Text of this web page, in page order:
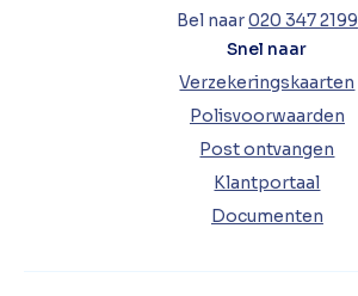
Bel naar020 347 2199
Snel naar
Verzekeringskaarten
Polisvoorwaarden
Post ontvangen
Klantportaal
Documenten